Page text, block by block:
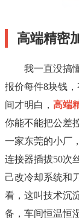
高端精密
我一直没搞
报价每件8块钱
间才明白， 高端
你能不能把公差
一家东莞的小厂
连接器插拔50次
己改冷却系统和
看，这叫技术沉
备，车间恒温恒